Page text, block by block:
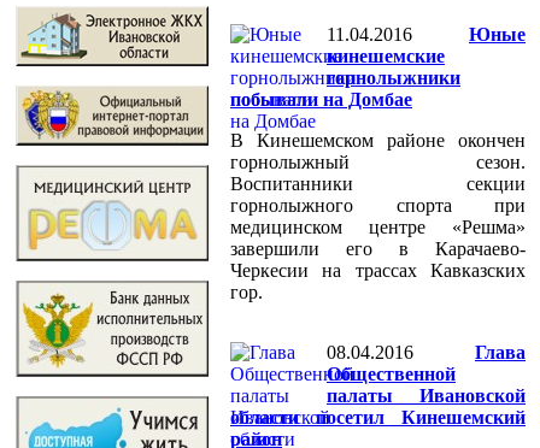
11.04.2016
Юные
кинешемские
горнолыжники
побывали на Домбае
В Кинешемском районе окончен
горнолыжный сезон.
Воспитанники секции
горнолыжного спорта при
медицинском центре «Решма»
завершили его в Карачаево-
Черкесии на трассах Кавказских
гор.
08.04.2016
Глава
Общественной
палаты Ивановской
области посетил Кинешемский
район